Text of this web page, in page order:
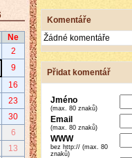
Komentáře
Žádné komentáře
Přidat komentář
Jméno
(max. 80 znaků)
Email
(max. 80 znaků)
WWW
bez http:// (max. 80
znaků)
Ne
2
9
16
23
30
6
13